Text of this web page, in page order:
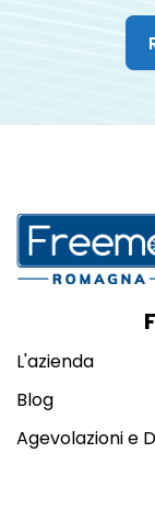
L'azienda
Blog
Agevolazioni e